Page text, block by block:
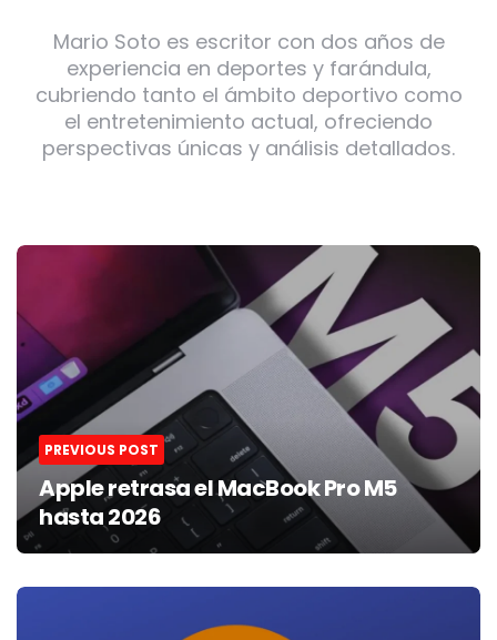
Mario Soto es escritor con dos años de
experiencia en deportes y farándula,
cubriendo tanto el ámbito deportivo como
el entretenimiento actual, ofreciendo
perspectivas únicas y análisis detallados.
Post
navigation
PREVIOUS POST
Apple retrasa el MacBook Pro M5
hasta 2026